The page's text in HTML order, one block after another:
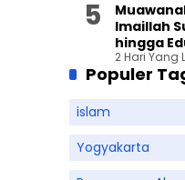
Imaillah
hingga
2 Hari Yang
Populer
islam
Yogyakarta